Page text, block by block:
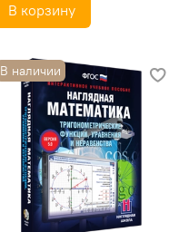
В корзину
В наличии